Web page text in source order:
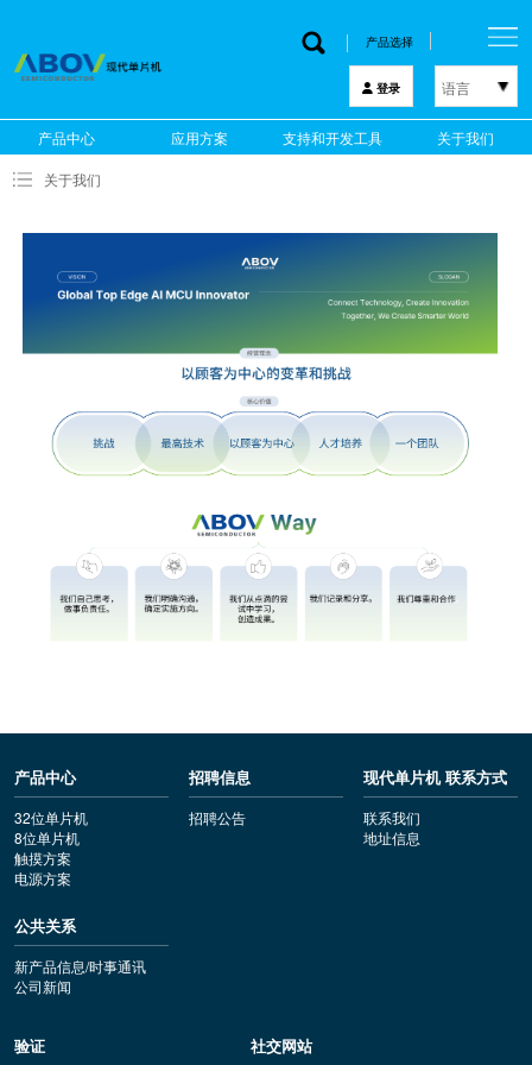
产品选择
登录 语言
한국어
English
产品中心 应用方案 支持和开发工具 关于我们
关于我们
产品中心
32位单片机
8位单片机
触摸方案
电源方案
招聘信息
招聘公告
现代单片机 联系方式
联系我们
地址信息
公共关系
新产品信息/时事通讯
公司新闻
验证 社交网站